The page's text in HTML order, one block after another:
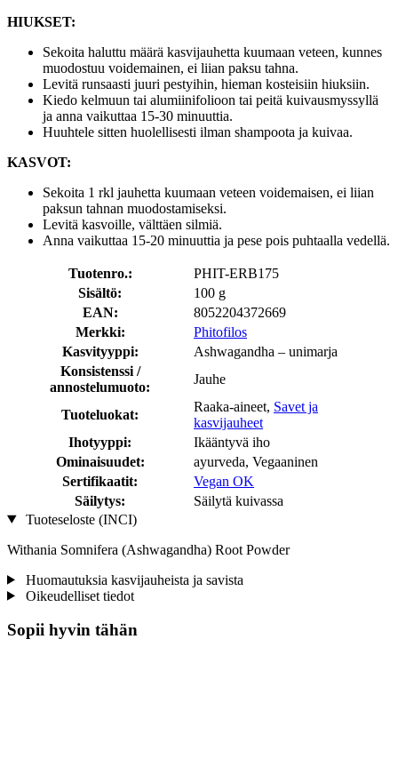
HIUKSET:
Sekoita haluttu määrä kasvijauhetta kuumaan veteen, kunnes
muodostuu voidemainen, ei liian paksu tahna.
Levitä runsaasti juuri pestyihin, hieman kosteisiin hiuksiin.
Kiedo kelmuun tai alumiinifolioon tai peitä kuivausmyssyllä
ja anna vaikuttaa 15-30 minuuttia.
Huuhtele sitten huolellisesti ilman shampoota ja kuivaa.
KASVOT:
Sekoita 1 rkl jauhetta kuumaan veteen voidemaisen, ei liian
paksun tahnan muodostamiseksi.
Levitä kasvoille, välttäen silmiä.
Anna vaikuttaa 15-20 minuuttia ja pese pois puhtaalla vedellä.
Tuotenro.:
PHIT-ERB175
Sisältö:
100 g
EAN:
8052204372669
Merkki:
Phitofilos
Kasvityyppi:
Ashwagandha – unimarja
Konsistenssi /
annostelumuoto:
Jauhe
Tuoteluokat:
Raaka-aineet, Savet ja
kasvijauheet
Ihotyyppi:
Ikääntyvä iho
Ominaisuudet:
ayurveda, Vegaaninen
Sertifikaatit:
Vegan OK
Säilytys:
Säilytä kuivassa
Tuoteseloste (INCI)
Withania Somnifera (Ashwagandha) Root Powder
Huomautuksia kasvijauheista ja savista
Oikeudelliset tiedot
Sopii hyvin tähän